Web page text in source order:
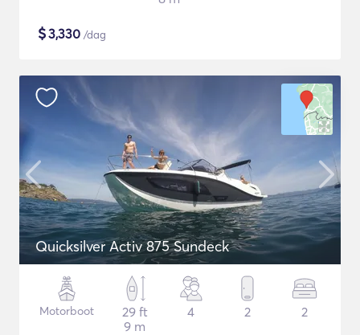
$3,330 /dag
Quicksilver Activ 875 Sundeck
Motorboot
29 ft
9 m
4 2 2